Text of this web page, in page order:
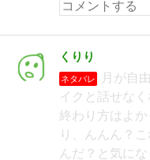
くりり
ネタバレ
月が自
イクと話せな
終わり方はよ
り、んんん？
んだ？と気に